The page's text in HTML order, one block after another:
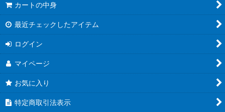
カートの中身
最近チェックしたアイテム
ログイン
マイページ
お気に入り
特定商取引法表示